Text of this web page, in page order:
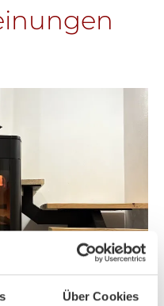
Über Cookies